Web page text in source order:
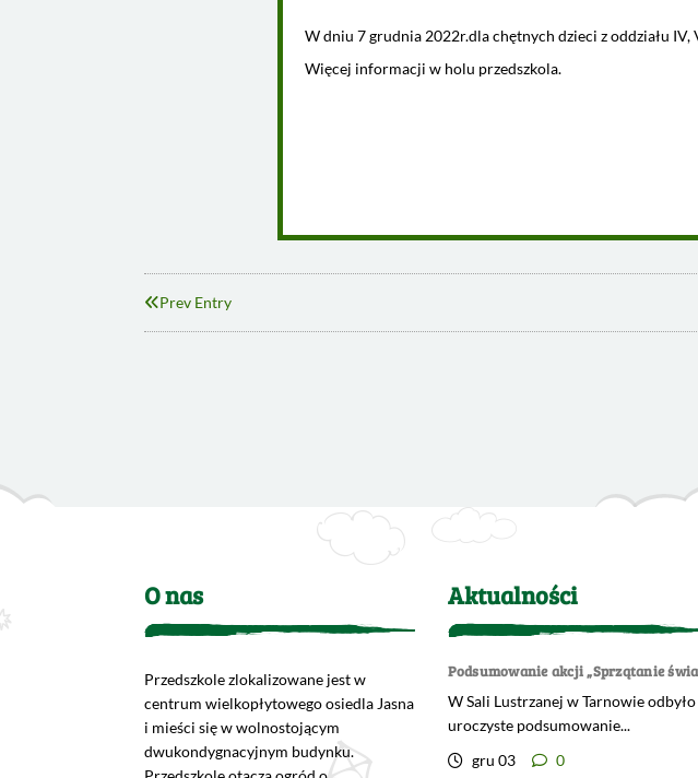
W dniu 7 grudnia 2022r.dla chętnych dzieci z oddziału
Więcej informacji w holu przedszkola.
Prev Entry
O nas
Przedszkole zlokalizowane jest w
centrum wielkopłytowego osiedla Jasna
i mieści się w wolnostojącym
dwukondygnacyjnym budynku.
Aktualności
Podsumowanie akcji „Sprzątanie
W Sali Lustrzanej w Tarnowie odbyło
uroczyste podsumowanie...
gru 03
0